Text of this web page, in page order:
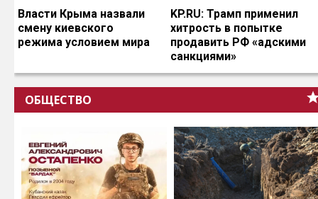
Власти Крыма назвали
смену киевского
режима условием мира
KP.RU: Трамп применил
хитрость в попытке
продавить РФ «адскими
санкциями»
ОБЩЕСТВО